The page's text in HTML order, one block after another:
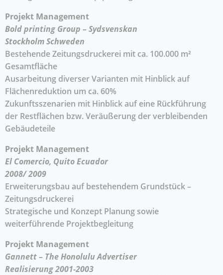
Projekt Management
Bold printing Group – Sydsvenskan
Stockholm Schweden
Bestehende Zeitungsdruckerei mit ca. 100.000 m²
Gesamtfläche
Ausarbeitung diverser Varianten mit Hinblick auf
Flächenreduktion um ca. 60%
Zukunftsszenarien mit Hinblick auf eine Rückführung
der Restflächen bzw. Veräußerung der verbleibenden
Gebäudeteile
Projekt Management
El Comercio, Quito Ecuador
2008/ 2009
Erweiterungsbau auf bestehendem Grundstück –
Zeitungsdruckerei
Strategische und Konzept Planung sowie
weiterführende Projektbegleitung
Projekt Management
Gannett – The Honolulu Advertiser
Realisierung 2001-2003